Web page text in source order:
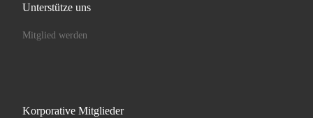
Unterstütze uns
Mitglied werden
Korporative Mitglieder